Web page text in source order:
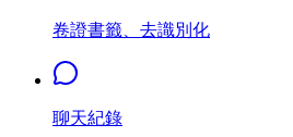
卷證書籤、去識別化
聊天紀錄